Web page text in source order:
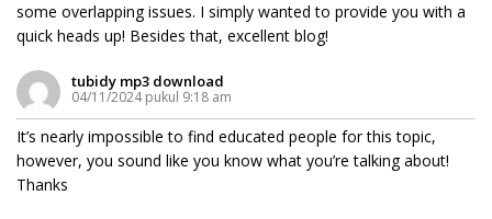
some overlapping issues. I simply wanted to provide you with a
quick heads up! Besides that, excellent blog!
tubidy mp3 download
04/11/2024 pukul 9:18 am
It’s nearly impossible to find educated people for this topic,
however, you sound like you know what you’re talking about!
Thanks